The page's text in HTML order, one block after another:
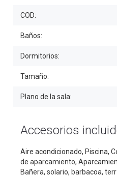
COD:
Baños:
Dormitorios:
Tamaño:
Plano de la sala:
Accesorios
Aire acondicionado, Piscina,
de aparcamiento,
Bañera, solario, barbacoa,